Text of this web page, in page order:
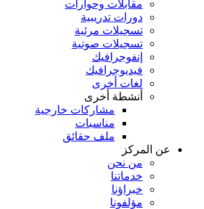
مقابلات وحوارات
دورات تدريبية
تسجيلات مرئية
تسجيلات صوتية
إنفوجرافيك
فيديوجرافيك
لغات أخرى
أنشطة أخرى
مشاركات خارجية
مناسبات
ملف حقائق
عن المركز
من نحن
خدماتنا
خبراؤنا
مؤلفونا